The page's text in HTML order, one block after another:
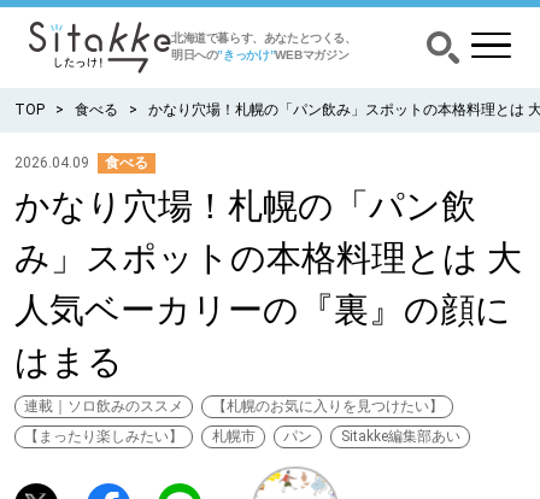
北海道で暮らす、あなたとつくる、
明日への”きっかけ”WEBマガジン
CATEGORY カテゴリー
食べる
暮らす
TOP 食べる かなり穴場！札幌の「パン飲み」スポットの本格料理とは
2026.04.09 食べる
かなり穴場！札幌の「パン飲
み」スポットの本格料理とは 大
人気ベーカリーの『裏』の顔に
はまる
連載｜ソロ飲みのススメ
【札幌のお気に入りを見つけたい】
【まったり楽しみたい】
札幌市 パン Sitakke編集部あい